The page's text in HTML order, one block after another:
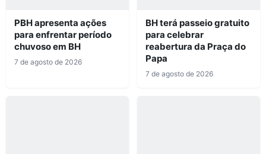
PBH apresenta ações
para enfrentar período
chuvoso em BH
7 de agosto de 2026
BH terá passeio gratuito
para celebrar
reabertura da Praça do
Papa
7 de agosto de 2026